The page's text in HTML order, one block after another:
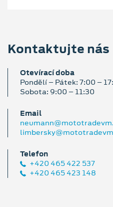
Kontaktujte nás
Otevírací doba
Pondělí – Pátek: 7:00 –
Sobota: 9:00 – 11:30
Email
Telefon
+420 465 422 537
+420 465 423 148